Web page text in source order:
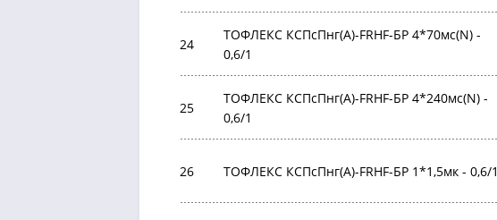
24
ТОФЛЕКС КСПсПнг(А)-FRHF-БР 4*70мс(N) -
0,6/1
25
ТОФЛЕКС КСПсПнг(А)-FRHF-БР 4*240мс(N) -
0,6/1
26 ТОФЛЕКС КСПсПнг(А)-FRHF-БР 1*1,5мк - 0,6/1